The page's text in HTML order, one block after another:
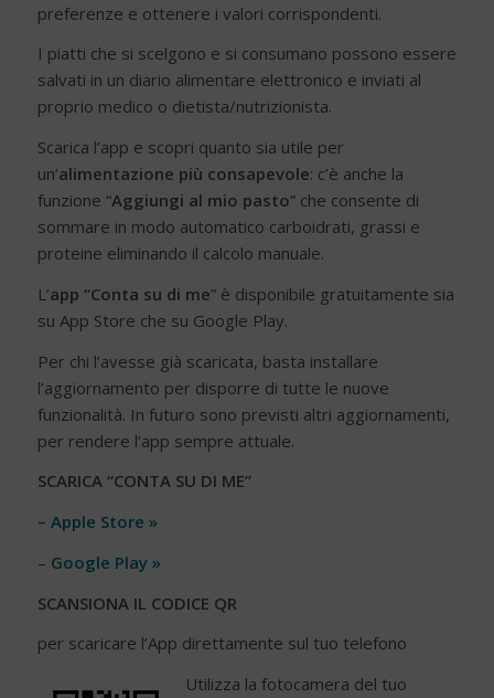
preferenze e ottenere i valori corrispondenti.
I piatti che si scelgono e si consumano possono essere
salvati in un diario alimentare elettronico e inviati al
proprio medico o dietista/nutrizionista.
Scarica l’app e scopri quanto sia utile per
un’alimentazione più consapevole: c’è anche la
funzione “Aggiungi al mio pasto” che consente di
sommare in modo automatico carboidrati, grassi e
proteine eliminando il calcolo manuale.
L’app “Conta su di me” è disponibile gratuitamente sia
su App Store che su Google Play.
Per chi l’avesse già scaricata, basta installare
l’aggiornamento per disporre di tutte le nuove
funzionalità. In futuro sono previsti altri aggiornamenti,
per rendere l’app sempre attuale.
SCARICA “CONTA SU DI ME”
– Apple Store »
– Google Play »
SCANSIONA IL CODICE QR
per scaricare l’App direttamente sul tuo telefono
Utilizza la fotocamera del tuo